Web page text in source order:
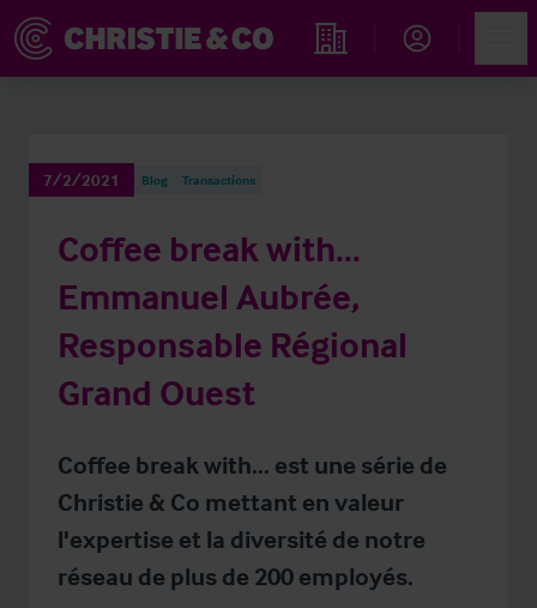
Rechercher un hôtel
7/2/2021 Blog Transactions
Coffee break with...
Emmanuel Aubrée,
Responsable Régional
Grand Ouest
Coffee break with... est une série de
Christie & Co mettant en valeur
l'expertise et la diversité de notre
réseau de plus de 200 employés.